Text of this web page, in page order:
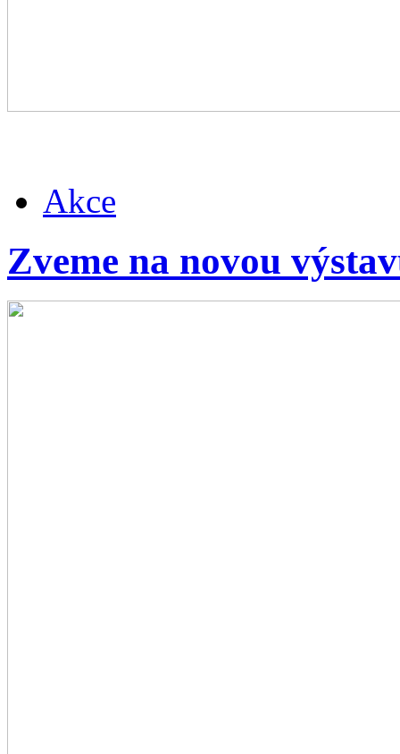
Akce
Zveme na novou